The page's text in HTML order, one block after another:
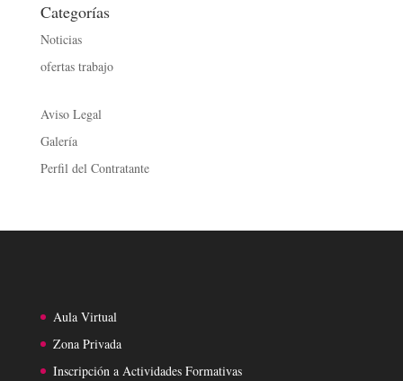
Categorías
Noticias
ofertas trabajo
Aviso Legal
Galería
Perfil del Contratante
Aula Virtual
Zona Privada
Inscripción a Actividades Formativas